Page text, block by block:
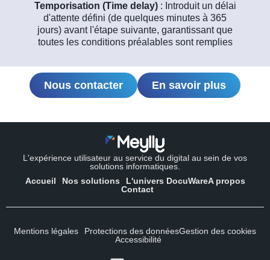
Temporisation (Time delay) : Introduit un délai
d'attente défini (de quelques minutes à 365
jours) avant l'étape suivante, garantissant que
toutes les conditions préalables sont remplies
Nous contacter En savoir plus
L'expérience utilisateur au service du digital au sein de vos
solutions informatiques.
Accueil
Nos solutions L'univers DocuWareA propos
Contact
Mentions légales Protections des donnéesGestion des cookies
Accessibilité